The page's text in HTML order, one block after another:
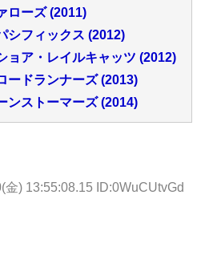
ローズ (2011)
シフィックス (2012)
ョア・レイルキャッツ (2012)
ードランナーズ (2013)
ンストーマーズ (2014)
金) 13:55:08.15 ID:0WuCUtvGd